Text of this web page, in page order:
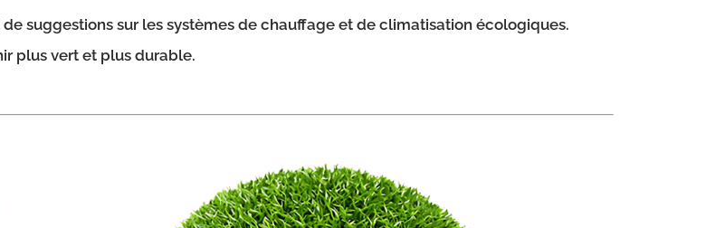
suggestions sur les systèmes de chauffage et de climatisation écologiques.
plus vert et plus durable.